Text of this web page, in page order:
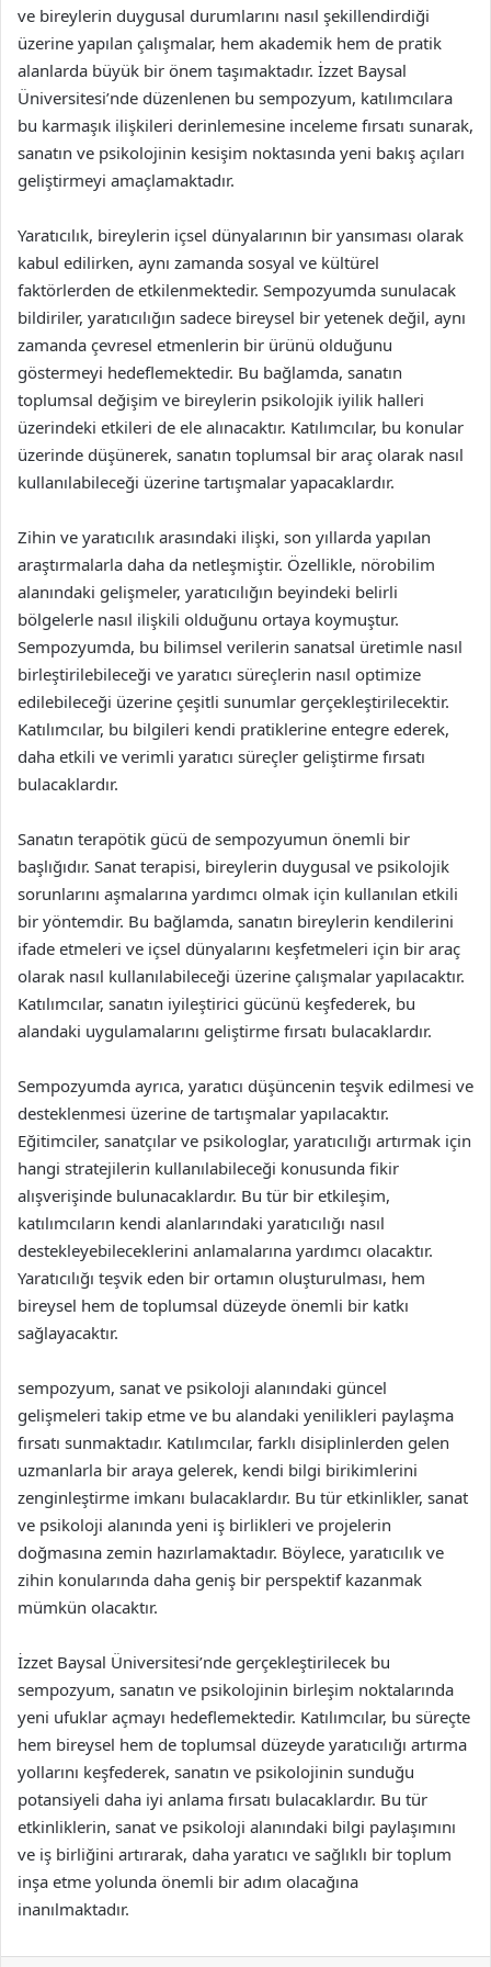
ve bireylerin duygusal durumlarını nasıl şekillendirdiği
üzerine yapılan çalışmalar, hem akademik hem de pratik
alanlarda büyük bir önem taşımaktadır. İzzet Baysal
Üniversitesi’nde düzenlenen bu sempozyum, katılımcılara
bu karmaşık ilişkileri derinlemesine inceleme fırsatı sunarak,
sanatın ve psikolojinin kesişim noktasında yeni bakış açıları
geliştirmeyi amaçlamaktadır.
Yaratıcılık, bireylerin içsel dünyalarının bir yansıması olarak
kabul edilirken, aynı zamanda sosyal ve kültürel
faktörlerden de etkilenmektedir. Sempozyumda sunulacak
bildiriler, yaratıcılığın sadece bireysel bir yetenek değil, aynı
zamanda çevresel etmenlerin bir ürünü olduğunu
göstermeyi hedeflemektedir. Bu bağlamda, sanatın
toplumsal değişim ve bireylerin psikolojik iyilik halleri
üzerindeki etkileri de ele alınacaktır. Katılımcılar, bu konular
üzerinde düşünerek, sanatın toplumsal bir araç olarak nasıl
kullanılabileceği üzerine tartışmalar yapacaklardır.
Zihin ve yaratıcılık arasındaki ilişki, son yıllarda yapılan
araştırmalarla daha da netleşmiştir. Özellikle, nörobilim
alanındaki gelişmeler, yaratıcılığın beyindeki belirli
bölgelerle nasıl ilişkili olduğunu ortaya koymuştur.
Sempozyumda, bu bilimsel verilerin sanatsal üretimle nasıl
birleştirilebileceği ve yaratıcı süreçlerin nasıl optimize
edilebileceği üzerine çeşitli sunumlar gerçekleştirilecektir.
Katılımcılar, bu bilgileri kendi pratiklerine entegre ederek,
daha etkili ve verimli yaratıcı süreçler geliştirme fırsatı
bulacaklardır.
Sanatın terapötik gücü de sempozyumun önemli bir
başlığıdır. Sanat terapisi, bireylerin duygusal ve psikolojik
sorunlarını aşmalarına yardımcı olmak için kullanılan etkili
bir yöntemdir. Bu bağlamda, sanatın bireylerin kendilerini
ifade etmeleri ve içsel dünyalarını keşfetmeleri için bir araç
olarak nasıl kullanılabileceği üzerine çalışmalar yapılacaktır.
Katılımcılar, sanatın iyileştirici gücünü keşfederek, bu
alandaki uygulamalarını geliştirme fırsatı bulacaklardır.
Sempozyumda ayrıca, yaratıcı düşüncenin teşvik edilmesi ve
desteklenmesi üzerine de tartışmalar yapılacaktır.
Eğitimciler, sanatçılar ve psikologlar, yaratıcılığı artırmak için
hangi stratejilerin kullanılabileceği konusunda fikir
alışverişinde bulunacaklardır. Bu tür bir etkileşim,
katılımcıların kendi alanlarındaki yaratıcılığı nasıl
destekleyebileceklerini anlamalarına yardımcı olacaktır.
Yaratıcılığı teşvik eden bir ortamın oluşturulması, hem
bireysel hem de toplumsal düzeyde önemli bir katkı
sağlayacaktır.
sempozyum, sanat ve psikoloji alanındaki güncel
gelişmeleri takip etme ve bu alandaki yenilikleri paylaşma
fırsatı sunmaktadır. Katılımcılar, farklı disiplinlerden gelen
uzmanlarla bir araya gelerek, kendi bilgi birikimlerini
zenginleştirme imkanı bulacaklardır. Bu tür etkinlikler, sanat
ve psikoloji alanında yeni iş birlikleri ve projelerin
doğmasına zemin hazırlamaktadır. Böylece, yaratıcılık ve
zihin konularında daha geniş bir perspektif kazanmak
mümkün olacaktır.
İzzet Baysal Üniversitesi’nde gerçekleştirilecek bu
sempozyum, sanatın ve psikolojinin birleşim noktalarında
yeni ufuklar açmayı hedeflemektedir. Katılımcılar, bu süreçte
hem bireysel hem de toplumsal düzeyde yaratıcılığı artırma
yollarını keşfederek, sanatın ve psikolojinin sunduğu
potansiyeli daha iyi anlama fırsatı bulacaklardır. Bu tür
etkinliklerin, sanat ve psikoloji alanındaki bilgi paylaşımını
ve iş birliğini artırarak, daha yaratıcı ve sağlıklı bir toplum
inşa etme yolunda önemli bir adım olacağına
inanılmaktadır.